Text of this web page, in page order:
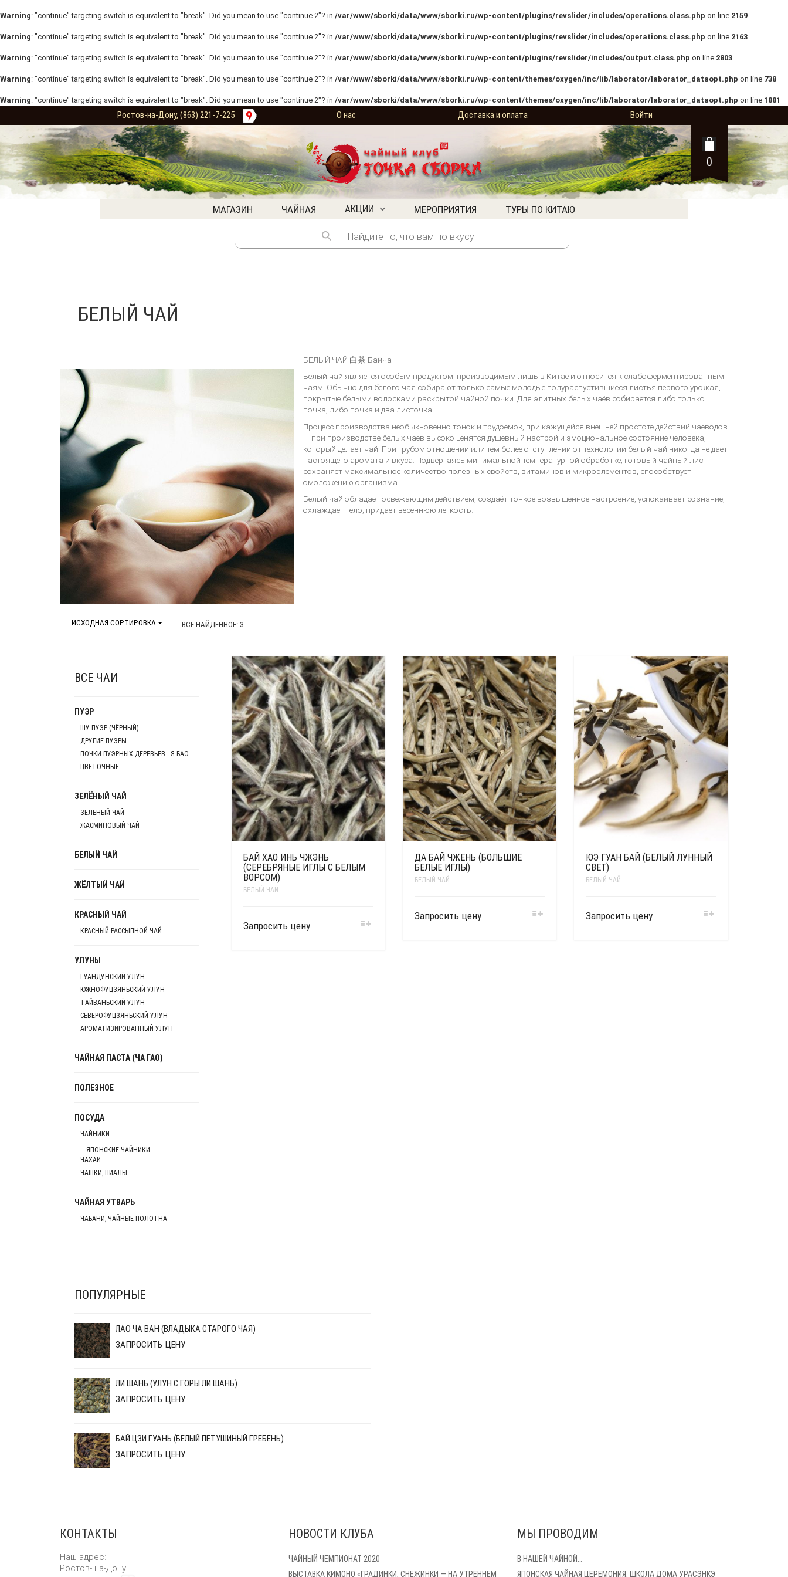
Warning: "continue" targeting switch is equivalent to "break". Did you mean to use "continue 2"? in /var/www/sborki/data/www/sborki.ru/wp-content/plugins/revslider/includes/operations.class.php on line 2159
Warning: "continue" targeting switch is equivalent to "break". Did you mean to use "continue 2"? in /var/www/sborki/data/www/sborki.ru/wp-content/plugins/revslider/includes/operations.class.php on line 2163
Warning: "continue" targeting switch is equivalent to "break". Did you mean to use "continue 2"? in /var/www/sborki/data/www/sborki.ru/wp-content/plugins/revslider/includes/output.class.php on line 2803
Warning: "continue" targeting switch is equivalent to "break". Did you mean to use "continue 2"? in /var/www/sborki/data/www/sborki.ru/wp-content/themes/oxygen/inc/lib/laborator/laborator_dataopt.php on line 738
Warning: "continue" targeting switch is equivalent to "break". Did you mean to use "continue 2"? in /var/www/sborki/data/www/sborki.ru/wp-content/themes/oxygen/inc/lib/laborator/laborator_dataopt.php on line 1881
Ростов-на-Дону, (863) 221-7-225 О нас Доставка и оплата Войти
МАГАЗИН ЧАЙНАЯ АКЦИИ МЕРОПРИЯТИЯ ТУРЫ ПО КИТАЮ
0
БЕЛЫЙ ЧАЙ
БЕЛЫЙ ЧАЙ 白茶 Байча
Белый чай является особым продуктом, производимым лишь в Китае и относится к слабоферментированным
чаям. Обычно для белого чая собирают только самые молодые полураспустившиеся листья первого урожая,
покрытые белыми волосками раскрытой чайной почки. Для элитных белых чаёв собирается либо только
почка, либо почка и два листочка.
Процесс производства необыкновенно тонок и трудоёмок, при кажущейся внешней простоте действий чаеводов
— при производстве белых чаев высоко ценятся душевный настрой и эмоциональное состояние человека,
который делает чай. При грубом отношении или тем более отступлении от технологии белый чай никогда не дает
настоящего аромата и вкуса. Подвергаясь минимальной температурной обработке, готовый чайный лист
сохраняет максимальное количество полезных свойств, витаминов и микроэлементов, способствует
омоложению организма.
Белый чай обладает освежающим действием, создаёт тонкое возвышенное настроение, успокаивает сознание,
охлаждает тело, придает весеннюю легкость.
ИСХОДНАЯ СОРТИРОВКА ВСЁ НАЙДЕННОЕ: 3
БАЙ ХАО ИНЬ ЧЖЭНЬ
(СЕРЕБРЯНЫЕ ИГЛЫ С БЕЛЫМ
ВОРСОМ)
БЕЛЫЙ ЧАЙ
Запросить цену
ДА БАЙ ЧЖЕНЬ (БОЛЬШИЕ
БЕЛЫЕ ИГЛЫ)
БЕЛЫЙ ЧАЙ
Запросить цену
ЮЭ ГУАН БАЙ (БЕЛЫЙ ЛУННЫЙ
СВЕТ)
БЕЛЫЙ ЧАЙ
Запросить цену
ВСЕ ЧАИ
ПУЭР
ШУ ПУЭР (ЧЁРНЫЙ)
ДРУГИЕ ПУЭРЫ
ПОЧКИ ПУЭРНЫХ ДЕРЕВЬЕВ - Я БАО
ЦВЕТОЧНЫЕ
ЗЕЛЁНЫЙ ЧАЙ
ЗЕЛЕНЫЙ ЧАЙ
ЖАСМИНОВЫЙ ЧАЙ
БЕЛЫЙ ЧАЙ
ЖЁЛТЫЙ ЧАЙ
КРАСНЫЙ ЧАЙ
КРАСНЫЙ РАССЫПНОЙ ЧАЙ
УЛУНЫ
ГУАНДУНСКИЙ УЛУН
ЮЖНОФУЦЗЯНЬСКИЙ УЛУН
ТАЙВАНЬСКИЙ УЛУН
СЕВЕРОФУЦЗЯНЬСКИЙ УЛУН
АРОМАТИЗИРОВАННЫЙ УЛУН
ЧАЙНАЯ ПАСТА (ЧА ГАО)
ПОЛЕЗНОЕ
ПОСУДА
ЧАЙНИКИ
ЯПОНСКИЕ ЧАЙНИКИ
ЧАХАИ
ЧАШКИ, ПИАЛЫ
ЧАЙНАЯ УТВАРЬ
ЧАБАНИ, ЧАЙНЫЕ ПОЛОТНА
ПОПУЛЯРНЫЕ
ЛАО ЧА ВАН (ВЛАДЫКА СТАРОГО ЧАЯ)
ЗАПРОСИТЬ ЦЕНУ
ЛИ ШАНЬ (УЛУН С ГОРЫ ЛИ ШАНЬ)
ЗАПРОСИТЬ ЦЕНУ
БАЙ ЦЗИ ГУАНЬ (БЕЛЫЙ ПЕТУШИНЫЙ ГРЕБЕНЬ)
ЗАПРОСИТЬ ЦЕНУ
КОНТАКТЫ
Наш адрес:
Ростов- на-Дону
НОВОСТИ КЛУБА
ЧАЙНЫЙ ЧЕМПИОНАТ 2020
ВЫСТАВКА КИМОНО «ГРАДИНКИ, СНЕЖИНКИ — НА УТРЕННЕМ
МЫ ПРОВОДИМ
В НАШЕЙ ЧАЙНОЙ…
ЯПОНСКАЯ ЧАЙНАЯ ЦЕРЕМОНИЯ. ШКОЛА ДОМА УРАСЭНКЭ